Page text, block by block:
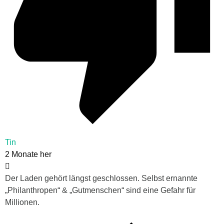
Tin
2 Monate her
Der Laden gehört längst geschlossen. Selbst ernannte
„Philanthropen“ & „Gutmenschen“ sind eine Gefahr für
Millionen.